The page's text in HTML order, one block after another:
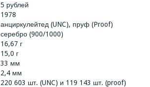
5 рублей
1978
анциркулейтед (UNC), пруф (Proof)
серебро (900/1000)
16,67 г
15,0 г
33 мм
2,4 мм
220 603 шт. (UNC) и 119 143 шт. (proof)